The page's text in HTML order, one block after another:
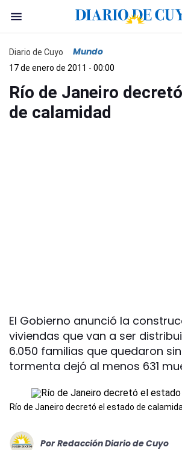
Diario de Cuyo Mundo
17 de enero de 2011 - 00:00
Río de Janeiro
de calamidad
El Gobierno anunció la
viviendas que van a ser
6.050 familias que quedaron
tormenta dejó al menos 631
Río de Janeiro decretó el estado de
Por Redacción Diario de Cuyo